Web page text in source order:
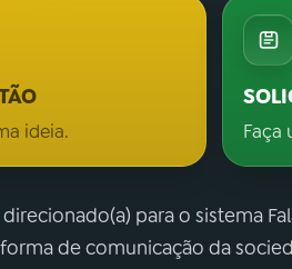
ideia. Faça
para o sistema
de comunicação da